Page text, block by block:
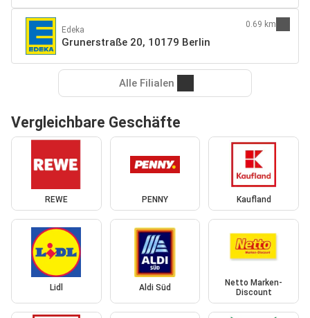
Edeka
Grunerstraße 20, 10179 Berlin
0.69 km
Alle Filialen
Vergleichbare Geschäfte
REWE PENNY Kaufland
Lidl Aldi Süd
Netto Marken-
Discount